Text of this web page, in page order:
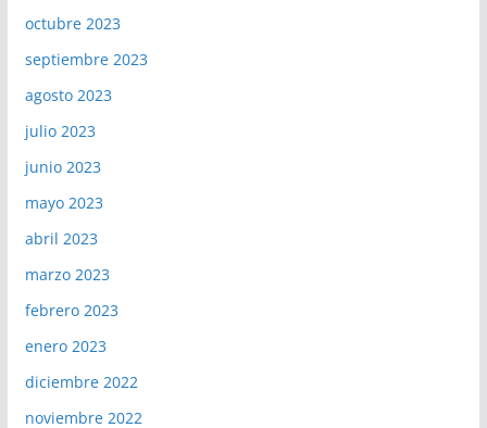
octubre 2023
septiembre 2023
agosto 2023
julio 2023
junio 2023
mayo 2023
abril 2023
marzo 2023
febrero 2023
enero 2023
diciembre 2022
noviembre 2022